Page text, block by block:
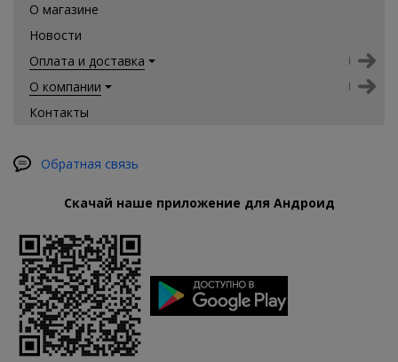
О магазине
Новости
Оплата и доставка
О компании
Контакты
Обратная связь
Скачай наше приложение для Андроид